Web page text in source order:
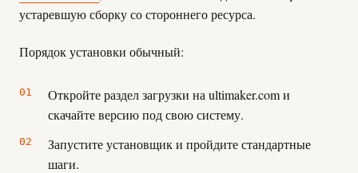
устаревшую сборку со стороннего ресурса.
Порядок установки обычный:
Откройте раздел загрузки на ultimaker.com и
скачайте версию под свою систему.
Запустите установщик и пройдите стандартные
шаги.